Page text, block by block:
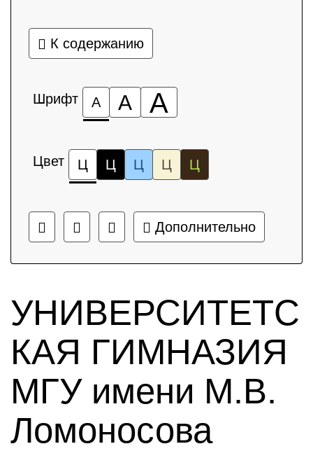
К содержанию
Шрифт А А А
Цвет Ц Ц Ц Ц Ц
Дополнительно
УНИВЕРСИТЕТС
КАЯ ГИМНАЗИЯ
МГУ имени М.В.
Ломоносова